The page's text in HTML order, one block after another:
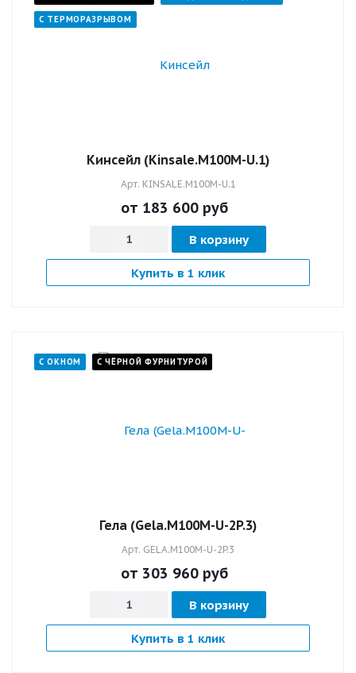
С ТЕРМОРАЗРЫВОМ
Кинсейл (Kinsale.M100M-U.1)
Арт. KINSALE.M100M-U.1
от 183 600 руб
В корзину
Купить в 1 клик
С ОКНОМ С ЧЁРНОЙ ФУРНИТУРОЙ
Гела (Gela.M100M-U-2P.3)
Арт. GELA.M100M-U-2P.3
от 303 960 руб
В корзину
Купить в 1 клик